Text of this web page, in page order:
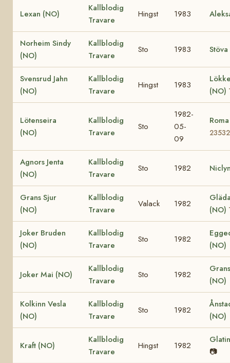
Lexan (NO)
Kallblodig
Travare
Hingst 1983
Norheim Sindy
(NO)
Kallblodig
Travare
Sto 1983
Svensrud Jahn
(NO)
Kallblodig
Travare
Hingst 1983
(NO)
Lötenseira
(NO)
Kallblodig
Travare
Sto
1982-
05-
09
23532
Agnors Jenta
(NO)
Kallblodig
Travare
Sto 1982
Grans Sjur
(NO)
Kallblodig
Travare
Valack 1982
(NO)
Joker Bruden
(NO)
Kallblodig
Travare
Sto 1982
(NO)
Joker Mai (NO)
Kallblodig
Travare
Sto 1982
(NO)
Kolkinn Vesla
(NO)
Kallblodig
Travare
Sto 1982
(NO)
Kraft (NO)
Kallblodig
Travare
Hingst 1982
📷